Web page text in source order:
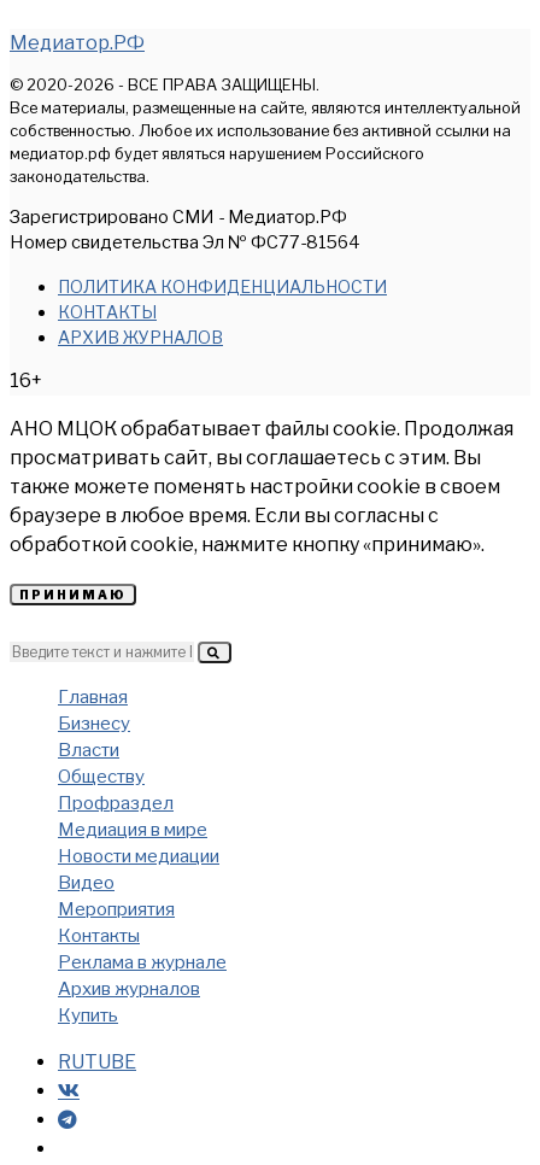
Медиатор.РФ
© 2020-2026 - ВСЕ ПРАВА ЗАЩИЩЕНЫ.
Все материалы, размещенные на сайте, являются интеллектуальной
собственностью. Любое их использование без активной ссылки на
медиатор.рф будет являться нарушением Российского
законодательства.
Зарегистрировано СМИ - Медиатор.РФ
Номер свидетельства Эл № ФС77-81564
ПОЛИТИКА КОНФИДЕНЦИАЛЬНОСТИ
КОНТАКТЫ
АРХИВ ЖУРНАЛОВ
16+
АНО МЦОК обрабатывает файлы cookie. Продолжая
просматривать сайт, вы соглашаетесь с этим. Вы
также можете поменять настройки cookie в своем
браузере в любое время. Если вы согласны с
обработкой cookie, нажмите кнопку «принимаю».
ПРИНИМАЮ
Главная
Бизнесу
Власти
Обществу
Профраздел
Медиация в мире
Новости медиации
Видео
Мероприятия
Контакты
Реклама в журнале
Архив журналов
Купить
RUTUBE